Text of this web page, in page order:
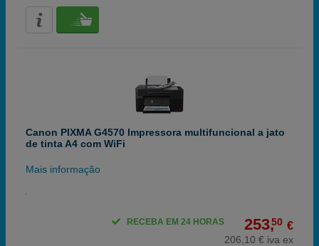
Canon PIXMA G4570 Impressora multifuncional a jato
de tinta A4 com WiFi
Mais informação
253,50 €
206,10 € iva ex
RECEBA EM 24 HORAS